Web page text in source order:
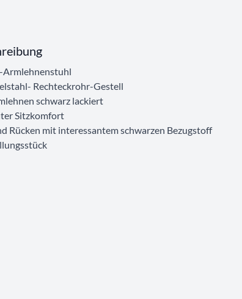
Armlehnenstuhl
Rechteckrohr-Gestell
schwarz lackiert
Sitzkomfort
Rücken mit interessantem schwarzen Bezugstoff